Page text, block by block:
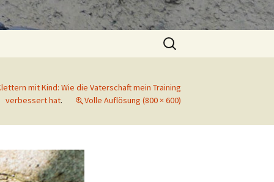
Suchen
nach:
mit Kind: Wie die Vaterschaft mein Training
verbessert hat. Volle Auflösung (800 × 600)